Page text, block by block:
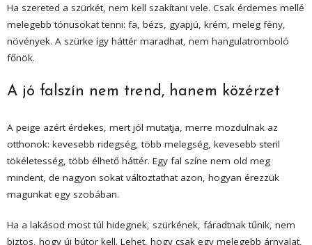
Ha szereted a szürkét, nem kell szakítani vele. Csak érdemes mellé
melegebb tónusokat tenni: fa, bézs, gyapjú, krém, meleg fény,
növények. A szürke így háttér maradhat, nem hangulatromboló
főnök.
A jó falszín nem trend, hanem közérzet
A peige azért érdekes, mert jól mutatja, merre mozdulnak az
otthonok: kevesebb ridegség, több melegség, kevesebb steril
tökéletesség, több élhető háttér. Egy fal színe nem old meg
mindent, de nagyon sokat változtathat azon, hogyan érezzük
magunkat egy szobában.
Ha a lakásod most túl hidegnek, szürkének, fáradtnak tűnik, nem
biztos, hogy új bútor kell. Lehet, hogy csak egy melegebb árnyalat,